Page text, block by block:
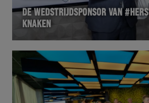
BusinessClub
Herakids
Team Zwart Wit
DE WEDSTRIJDSPONSOR VAN
KNAKEN